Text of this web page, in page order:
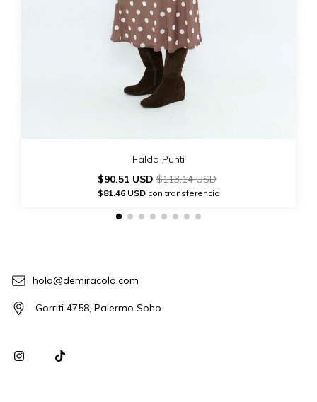
Falda Punti
$90.51 USD$113.14 USD
$81.46 USDcon transferencia
hola@demiracolo.com
Gorriti 4758, Palermo Soho